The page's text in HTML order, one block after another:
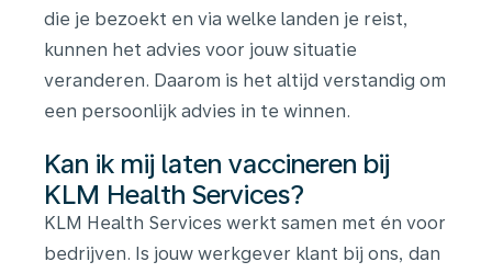
die je bezoekt en via welke landen je reist,
kunnen het advies voor jouw situatie
veranderen. Daarom is het altijd verstandig om
een persoonlijk advies in te winnen.
Kan ik mij laten vaccineren bij
KLM Health Services?
KLM Health Services werkt samen met én voor
bedrijven. Is jouw werkgever klant bij ons, dan